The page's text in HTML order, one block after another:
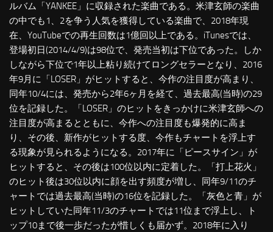
ルバム「YANKEE」に収録された楽曲である。米津玄師の楽曲
の中でも1、2を争う人気を獲得している楽曲で、2018年現
在、YouTubeでの再生回数は1億回以上である。iTunesでは、
登場初日(2014/4/9)は98位で、発売当初は下位であった。しか
しながら下位で1年以上粘り続けてロングセラーとなり、2016
年9月に「LOSER」がヒットすると、今作の注目度が高まり、
同年10/4には、発売から2年6ヶ月を経て、過去最高(当時)の29
位を記録した。「LOSER」のヒットをきっかけに米津玄師への
注目度が高まるとともに、今作への注目度も爆発的に高ま
り、その後、新作がヒットする度、今作もチャートを浮上す
る現象が見られるようになる。2017年に「ピースサイン」が
ヒットすると、その後は100位以内に定着した。「打上花火」
のヒット後は30位以内に顔を出す頻度が増し、同年9/11のチ
ャートでは過去最高(当時)の16位を記録した。「灰色と青」が
ヒットしていた同年11/3のチャートでは11位まで浮上し、ト
ップ10まで後一歩だったが惜しくも届かず。2018年に入り